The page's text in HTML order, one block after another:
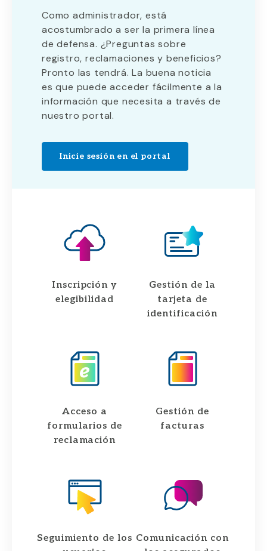
Como administrador, está
acostumbrado a ser la primera línea
de defensa. ¿Preguntas sobre
registro, reclamaciones y beneficios?
Pronto las tendrá. La buena noticia
es que puede acceder fácilmente a la
información que necesita a través de
nuestro portal.
Inicie sesión en el portal
Inscripción y
elegibilidad
Gestión de la
tarjeta de
identificación
Acceso a
formularios de
reclamación
Gestión de
facturas
Seguimiento de los Comunicación con